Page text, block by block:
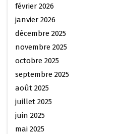
février 2026
janvier 2026
décembre 2025
novembre 2025
octobre 2025
septembre 2025
août 2025
juillet 2025
juin 2025
mai 2025